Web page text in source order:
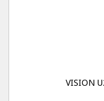
VISION